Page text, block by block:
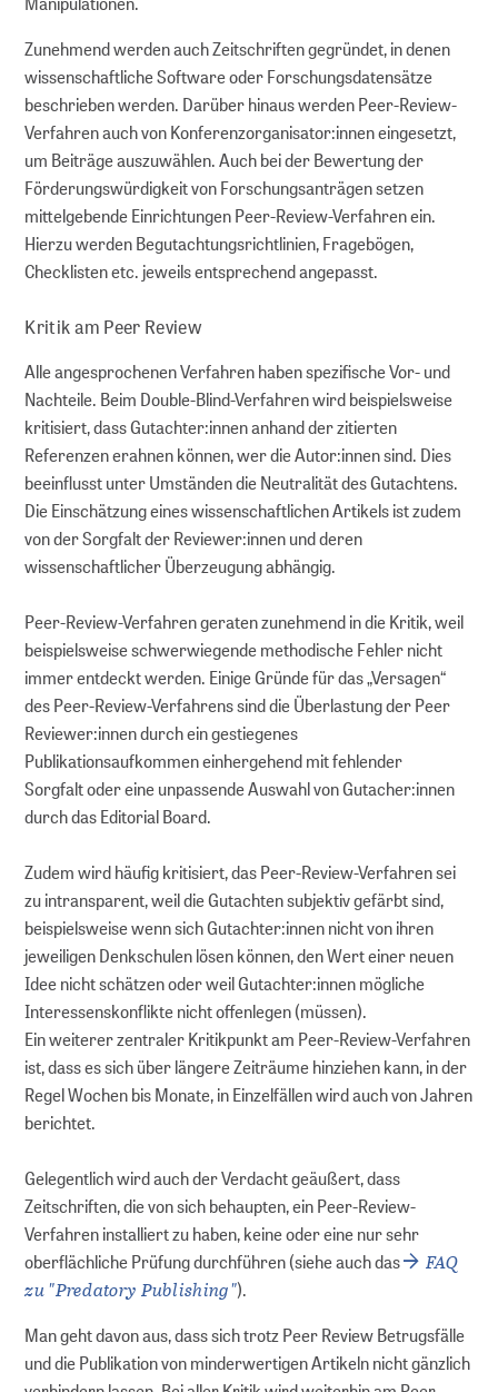
Zunehmend werden auch Zeitschriften gegründet, in denen
wissenschaftliche Software oder Forschungsdatensätze
beschrieben werden. Darüber hinaus werden Peer-Review-
Verfahren auch von Konferenzorganisator:innen eingesetzt,
um Beiträge auszuwählen. Auch bei der Bewertung der
Förderungswürdigkeit von Forschungsanträgen setzen
mittelgebende Einrichtungen Peer-Review-Verfahren ein.
Hierzu werden Begutachtungsrichtlinien, Fragebögen,
Checklisten etc. jeweils entsprechend angepasst.
Kritik am Peer Review
Alle angesprochenen Verfahren haben spezifische Vor- und
Nachteile. Beim Double-Blind-Verfahren wird beispielsweise
kritisiert, dass Gutachter:innen anhand der zitierten
Referenzen erahnen können, wer die Autor:innen sind. Dies
beeinflusst unter Umständen die Neutralität des Gutachtens.
Die Einschätzung eines wissenschaftlichen Artikels ist zudem
von der Sorgfalt der Reviewer:innen und deren
wissenschaftlicher Überzeugung abhängig.
Peer-Review-Verfahren geraten zunehmend in die Kritik, weil
beispielsweise schwerwiegende methodische Fehler nicht
immer entdeckt werden. Einige Gründe für das „Versagen“
des Peer-Review-Verfahrens sind die Überlastung der Peer
Reviewer:innen durch ein gestiegenes
Publikationsaufkommen einhergehend mit fehlender
Sorgfalt oder eine unpassende Auswahl von Gutacher:innen
durch das Editorial Board.
Zudem wird häufig kritisiert, das Peer-Review-Verfahren sei
zu intransparent, weil die Gutachten subjektiv gefärbt sind,
beispielsweise wenn sich Gutachter:innen nicht von ihren
jeweiligen Denkschulen lösen können, den Wert einer neuen
Idee nicht schätzen oder weil Gutachter:innen mögliche
Interessenskonflikte nicht offenlegen (müssen).
Ein weiterer zentraler Kritikpunkt am Peer-Review-Verfahren
ist, dass es sich über längere Zeiträume hinziehen kann, in der
Regel Wochen bis Monate, in Einzelfällen wird auch von Jahren
berichtet.
Gelegentlich wird auch der Verdacht geäußert, dass
Zeitschriften, die von sich behaupten, ein Peer-Review-
Verfahren installiert zu haben, keine oder eine nur sehr
oberflächliche Prüfung durchführen (siehe auch das
FAQ
zu "Predatory Publishing").
Man geht davon aus, dass sich trotz Peer Review Betrugsfälle
und die Publikation von minderwertigen Artikeln nicht gänzlich